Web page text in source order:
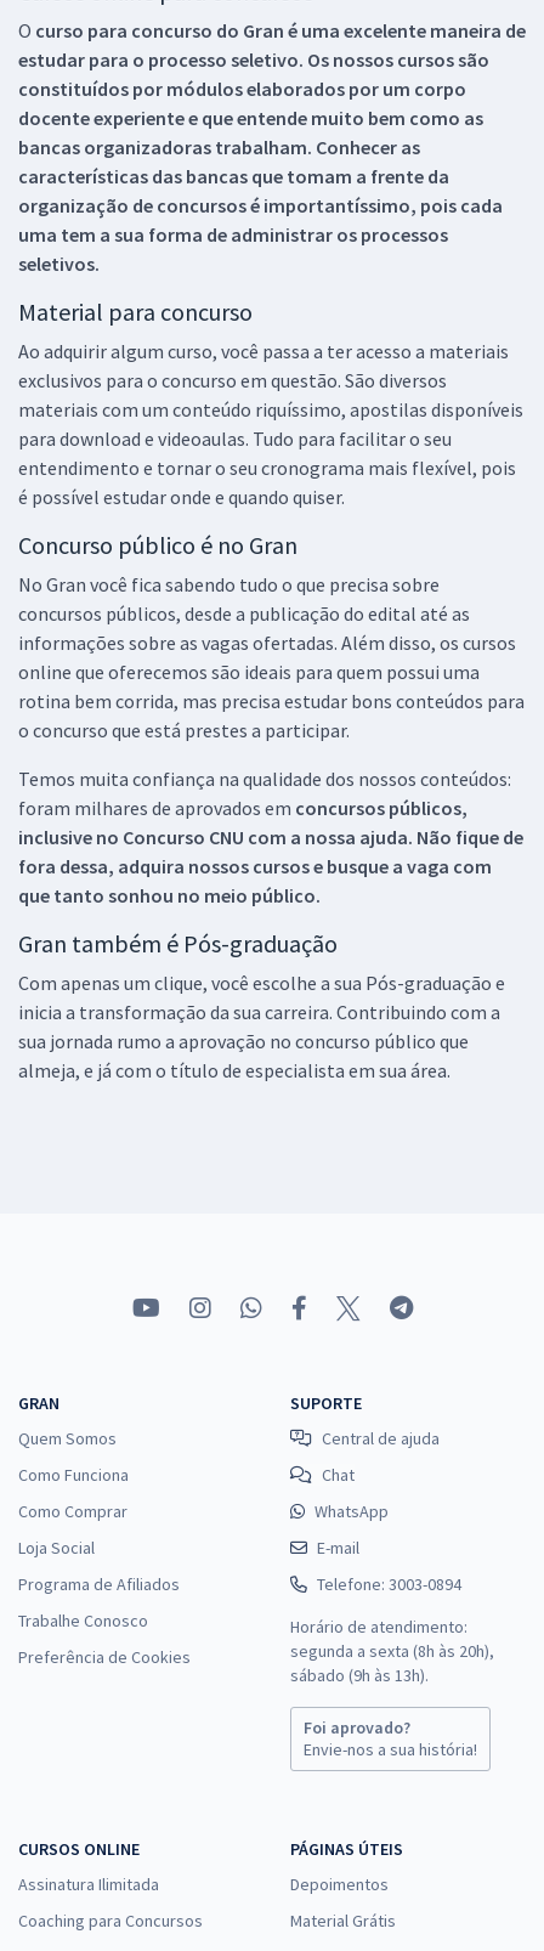
O curso para concurso do Gran é uma excelente maneira de
estudar para o processo seletivo. Os nossos cursos são
constituídos por módulos elaborados por um corpo
docente experiente e que entende muito bem como as
bancas organizadoras trabalham. Conhecer as
características das bancas que tomam a frente da
organização de concursos é importantíssimo, pois cada
uma tem a sua forma de administrar os processos
seletivos.
Material para concurso
Ao adquirir algum curso, você passa a ter acesso a materiais
exclusivos para o concurso em questão. São diversos
materiais com um conteúdo riquíssimo, apostilas disponíveis
para download e videoaulas. Tudo para facilitar o seu
entendimento e tornar o seu cronograma mais flexível, pois
é possível estudar onde e quando quiser.
Concurso público é no Gran
No Gran você fica sabendo tudo o que precisa sobre
concursos públicos, desde a publicação do edital até as
informações sobre as vagas ofertadas. Além disso, os cursos
online que oferecemos são ideais para quem possui uma
rotina bem corrida, mas precisa estudar bons conteúdos para
o concurso que está prestes a participar.
Temos muita confiança na qualidade dos nossos conteúdos:
foram milhares de aprovados em concursos públicos,
inclusive no Concurso CNU com a nossa ajuda. Não fique de
fora dessa, adquira nossos cursos e busque a vaga com
que tanto sonhou no meio público.
Gran também é Pós-graduação
Com apenas um clique, você escolhe a sua Pós-graduação e
inicia a transformação da sua carreira. Contribuindo com a
sua jornada rumo a aprovação no concurso público que
almeja, e já com o título de especialista em sua área.
GRAN
Quem Somos
Como Funciona
Como Comprar
Loja Social
Programa de Afiliados
Trabalhe Conosco
Preferência de Cookies
SUPORTE
Central de ajuda
Chat
WhatsApp
E-mail
Telefone: 3003-0894
Horário de atendimento:
segunda a sexta (8h às 20h),
sábado (9h às 13h).
Foi aprovado?
Envie-nos a sua história!
CURSOS ONLINE
Assinatura Ilimitada
Coaching para Concursos
PÁGINAS ÚTEIS
Depoimentos
Material Grátis